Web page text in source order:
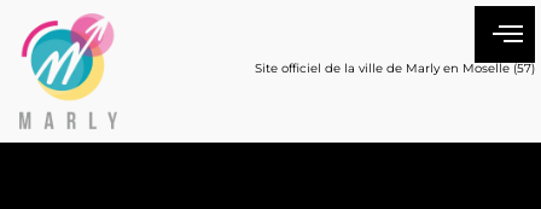
Site officiel de la ville de Marly en Moselle (57)